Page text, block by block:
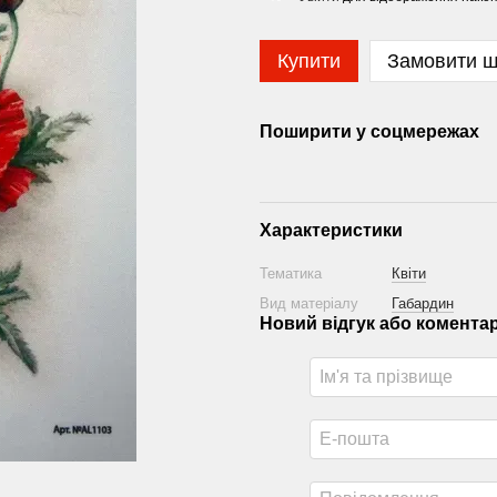
Купити Замовити
Поширити у соцмережах
Характеристики
Тематика
Квіти
Вид матеріалу
Габардин
Новий відгук або